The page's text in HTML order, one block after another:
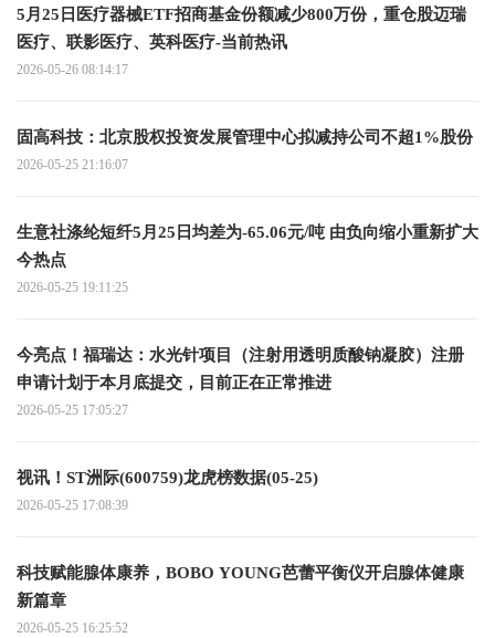
5月25日医疗器械ETF招商基金份额减少800万份，重仓股迈瑞
医疗、联影医疗、英科医疗-当前热讯
2026-05-26 08:14:17
固高科技：北京股权投资发展管理中心拟减持公司不超1%股份
2026-05-25 21:16:07
生意社涤纶短纤5月25日均差为-65.06元/吨 由负向缩小重新扩大
今热点
2026-05-25 19:11:25
今亮点！福瑞达：水光针项目（注射用透明质酸钠凝胶）注册
申请计划于本月底提交，目前正在正常推进
2026-05-25 17:05:27
视讯！ST洲际(600759)龙虎榜数据(05-25)
2026-05-25 17:08:39
科技赋能腺体康养，BOBO YOUNG芭蕾平衡仪开启腺体健康
新篇章
2026-05-25 16:25:52